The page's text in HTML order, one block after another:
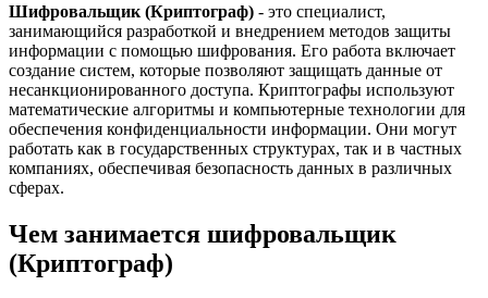
Шифровальщик (Криптограф) - это специалист,
занимающийся разработкой и внедрением методов защиты
информации с помощью шифрования. Его работа включает
создание систем, которые позволяют защищать данные от
несанкционированного доступа. Криптографы используют
математические алгоритмы и компьютерные технологии для
обеспечения конфиденциальности информации. Они могут
работать как в государственных структурах, так и в частных
компаниях, обеспечивая безопасность данных в различных
сферах.
Чем занимается шифровальщик
(Криптограф)